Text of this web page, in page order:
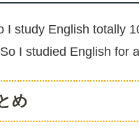
I study English totally
I studied English for
め